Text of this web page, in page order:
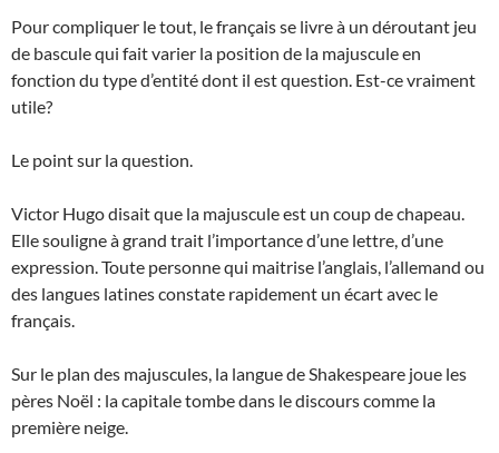
Pour compliquer le tout, le français se livre à un déroutant jeu
de bascule qui fait varier la position de la majuscule en
fonction du type d’entité dont il est question. Est-ce vraiment
utile?
Le point sur la question.
Victor Hugo disait que la majuscule est un coup de chapeau.
Elle souligne à grand trait l’importance d’une lettre, d’une
expression. Toute personne qui maitrise l’anglais, l’allemand ou
des langues latines constate rapidement un écart avec le
français.
Sur le plan des majuscules, la langue de Shakespeare joue les
pères Noël : la capitale tombe dans le discours comme la
première neige.